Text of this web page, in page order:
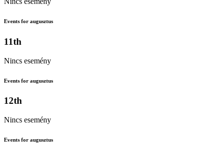
Events for augusztus
11th
Nincs esemény
Events for augusztus
12th
Nincs esemény
Events for augusztus